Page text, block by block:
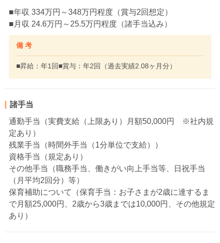
■年収 334万円～348万円程度（賞与2回想定）
■月収 24.6万円～25.5万円程度（諸手当込み）
備 考
■昇給：年1回■賞与：年2回（過去実績2.08ヶ月分）
諸手当
通勤手当（実費支給（上限あり）月額50,000円 ※社内規
定あり）
残業手当（時間外手当（1分単位で支給））
資格手当（規定あり）
その他手当（職務手当、働きがい向上手当等、日祝手当
（月平均2回分）等）
保育補助について（保育手当：お子さまが2歳に達するま
で月額25,000円、2歳から3歳までは10,000円、その他規定
あり）